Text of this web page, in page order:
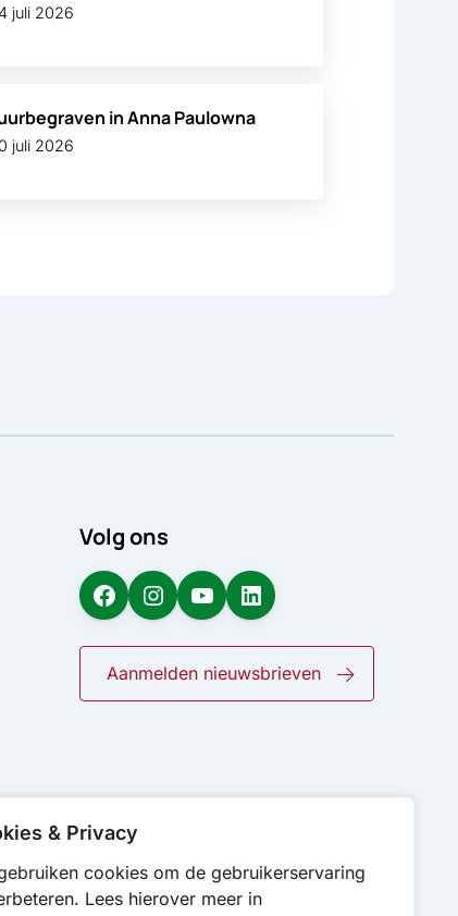
& Privacy
cookies om de gebruikerservaring
Lees hierover meer in
juli 2026
in Anna Paulowna
juli 2026
Volg ons
Facebook
Instagram
YouTubeLinkedIn
Aanmelden nieuwsbrieven